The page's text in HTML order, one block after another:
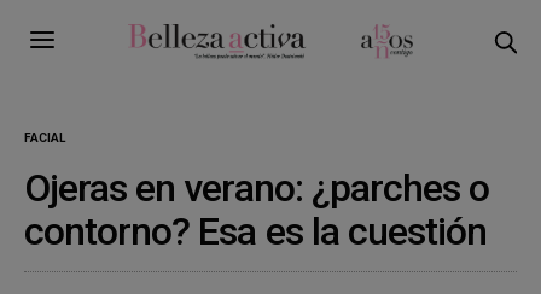
FACIAL
Ojeras en verano: ¿parches o
contorno? Esa es la cuestión